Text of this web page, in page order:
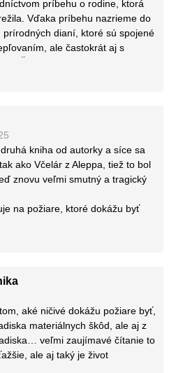
pocítime nádej. Potešia nás aj
a každý nový deň.
príbehu o rodine, ktorá
Vďaka príbehu nazrieme do
prírodných dianí, ktoré sú spojené
ale častokrát aj s
zničené celé dediny.
je vôbec možné ist ďalej po tom,
na čo je človek zvyknutý?
ale jeho prototypov
ale aj vo svete existuje dosť,
nie je len prázdnymi rečami
aktivistov, ale
kniha od autorky a síce sa
ako Včelár z Aleppa, tiež to bol
znovu veľmi smutný a tragický
na požiare, ktoré dokážu byť
pre svoj smutný príbeh číta ťažšie,
prečítať si ju. Možno si
čo má.
aké ničivé dokážu požiare byť,
materiálnych škôd, ale aj z
veľmi zaujímavé čítanie to
ale aj taký je život